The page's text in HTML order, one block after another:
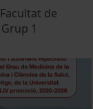
de
1